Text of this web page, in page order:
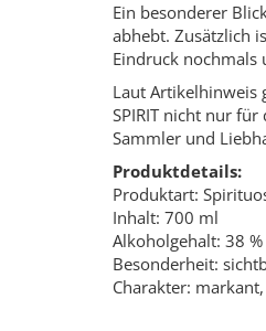
Ein besonderer
abhebt. Zusätzlich
Eindruck nochmals
Laut Artikelhinweis
SPIRIT nicht nur
Sammler und
Produktdetails:
Produktart:
Inhalt: 700 ml
Alkoholgehalt: 38
Besonderheit:
Charakter: